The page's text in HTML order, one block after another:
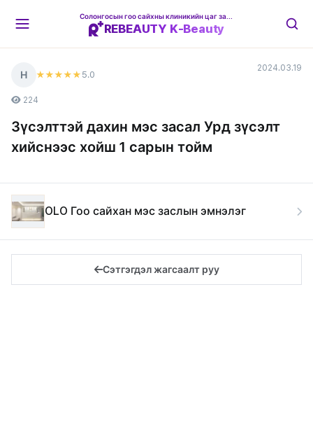
REBEAUTY K-Beauty
Н ★★★★★ 5.0
2024.03.19
224
Зүсэлттэй дахин мэс засал Урд зүсэлт
хийснээс хойш 1 сарын тойм
OLO Гоо сайхан мэс заслын эмнэлэг
Сэтгэгдэл жагсаалт руу